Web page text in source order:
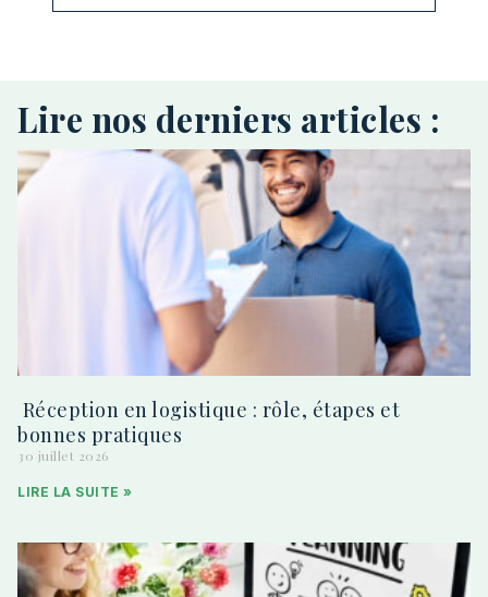
Lire nos derniers articles :
Réception en logistique : rôle, étapes et
bonnes pratiques
30 juillet 2026
LIRE LA SUITE »